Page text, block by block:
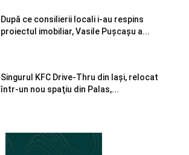
După ce consilierii locali i-au respins
proiectul imobiliar, Vasile Pușcașu a...
Singurul KFC Drive-Thru din Iași, relocat
într-un nou spaţiu din Palas,...